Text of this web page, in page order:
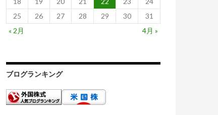
25
26 27 28 29 30
31
« 2月
4月 »
ブログランキング